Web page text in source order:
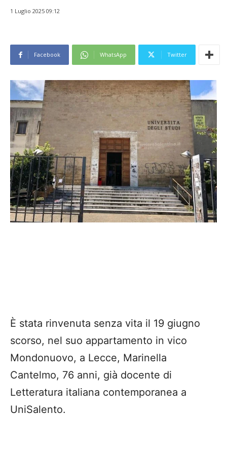
1 Luglio 2025 09:12
Facebook WhatsApp Twitter
È stata rinvenuta senza vita il 19 giugno
scorso, nel suo appartamento in vico
Mondonuovo, a Lecce, Marinella
Cantelmo, 76 anni, già docente di
Letteratura italiana contemporanea a
UniSalento.